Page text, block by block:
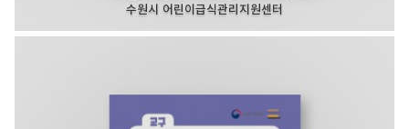
수원시 어린이급식관리지원센터